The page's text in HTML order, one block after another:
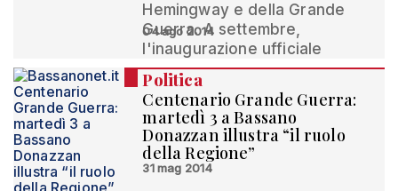
Hemingway e della Grande
Guerra. A settembre,
l'inaugurazione ufficiale
04 ago 2014
Politica
Centenario Grande Guerra:
martedì 3 a Bassano
Donazzan illustra “il ruolo
della Regione”
31 mag 2014